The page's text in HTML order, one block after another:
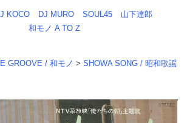
KOCO DJ MURO SOUL45
山下達郎
和モノ A TO Z
GROOVE / 和モノ > SHOWA SONG / 昭和歌謡